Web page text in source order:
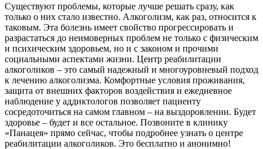
Существуют проблемы, которые лучше решать сразу, как
только о них стало известно. Алкоголизм, как раз, относится к
таковым. Эта болезнь имеет свойство прогрессировать и
разрастаться до неимоверных проблем не только с физическим
и психическим здоровьем, но и с законом и прочими
социальными аспектами жизни. Центр реабилитации
алкоголиков – это самый надежный и многоуровневый подход
к лечению алкоголизма. Комфортные условия проживания,
защита от внешних факторов воздействия и ежедневное
наблюдение у аддиктологов позволяет пациенту
сосредоточиться на самом главном – на выздоровлении. Будет
здоровье – будет и все остальное. Позвоните в клинику
«Панацея» прямо сейчас, чтобы подробнее узнать о центре
реабилитации алкоголиков. Это бесплатно и анонимно!